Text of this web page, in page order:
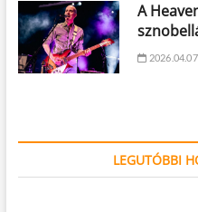
A
2026.04.07.
LEGUTÓBBI